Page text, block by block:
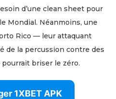
d’une clean sheet pour
Mondial. Néanmoins, une
Rico — leur attaquant
de la percussion contre des
briser le zéro.
1XBET APK